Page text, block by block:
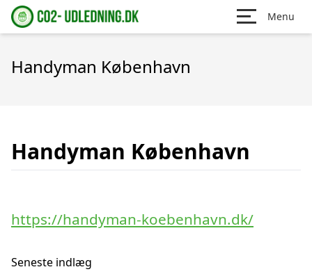
Menu
Handyman København
Handyman København
https://handyman-koebenhavn.dk/
Seneste indlæg